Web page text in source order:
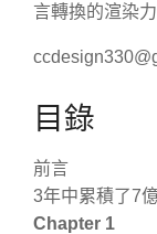
言轉換的渲染
目錄
前言
3年中累積了7
Chapter 1